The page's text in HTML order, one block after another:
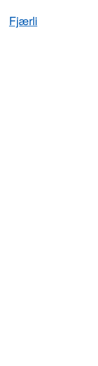
Fjærli